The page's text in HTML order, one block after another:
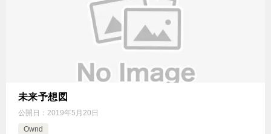
未来予想図
公開日： 2019年5月20日
Ownd